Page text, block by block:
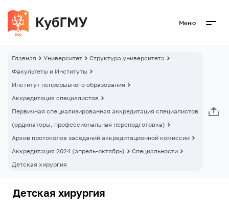
Меню
Главная Университет
Структура университета
Факультеты и Институты
Институт непрерывного образования
Аккредитация специалистов
Первичная специализированная аккредитация специалистов
(ординаторы, профессиональная переподготовка)
Архив протоколов заседаний аккредитационной комиссии
Аккредитация 2024 (апрель-октябрь)
Специальности
Детская хирургия
Детская хирургия